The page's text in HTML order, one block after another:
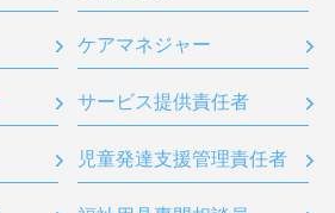
ケアマネジャー
サービス提供責任者
児童発達支援管理責任者